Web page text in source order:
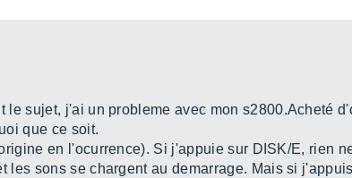
sujet, j'ai un probleme avec mon s2800.Acheté
que ce soit.
en l'ocurrence). Si j'appuie sur DISK/E, rien
sons se chargent au demarrage. Mais si